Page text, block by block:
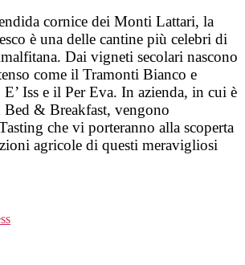
cornice dei Monti Lattari, la
è una delle cantine più celebri di
Dai vigneti secolari nascono
come il Tramonti Bianco e
Iss e il Per Eva. In azienda, in cui è
Bed & Breakfast, vengono
che vi porteranno alla scoperta
agricole di questi meravigliosi